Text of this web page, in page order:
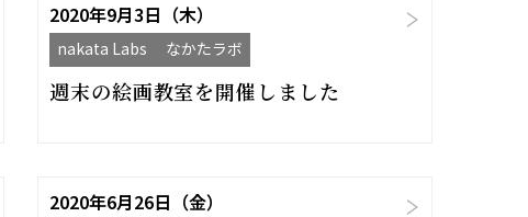
2020年9月3日（木）
nakata Labs なかたラボ
週末の絵画教室を開催しました
2020年6月26日（金）